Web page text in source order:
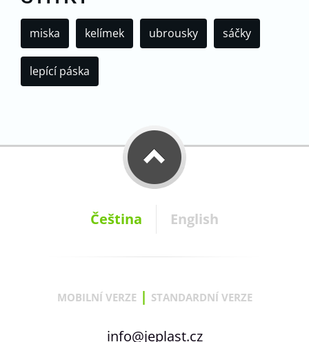
miska kelímek ubrousky sáčky
lepící páska
Čeština English
MOBILNÍ VERZE | STANDARDNÍ VERZE
info@jeplast.cz